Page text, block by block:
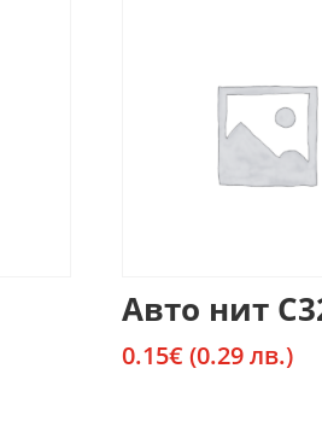
Авто нит
0.15€ (0.29 лв.)